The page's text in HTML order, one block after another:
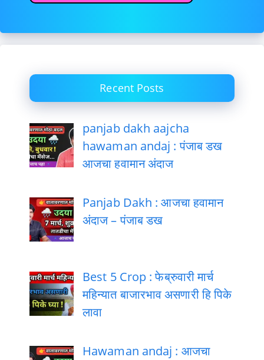
Recent Posts
panjab dakh aajcha
hawaman andaj : पंजाब डख
आजचा हवामान अंदाज
Panjab Dakh : आजचा हवामान
अंदाज – पंजाब डख
Best 5 Crop : फेब्रुवारी मार्च
महिन्यात बाजारभाव असणारी हि पिके
लावा
Hawaman andaj : आजचा